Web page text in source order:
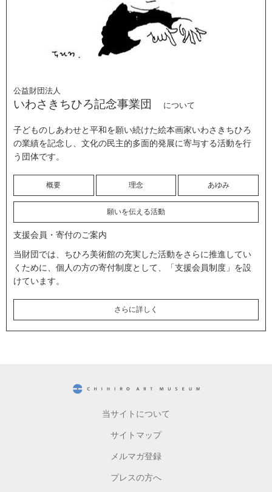
公益財団法人
いわさきちひろ記念事業団 について
子どものしあわせと平和を願い続けた絵本画家いわさきちひろ
の業績を記念し、文化の民主的多面的発展に寄与する活動を行
う団体です。
概要 理念 あゆみ
願いを伝える活動
支援会員・寄付のご案内
当財団では、ちひろ美術館の充実した活動をさらに推進してい
くために、個人の方の寄付制度として、「支援会員制度」を設
けています。
さらに詳しく
当サイトについて
サイトマップ
メルマガ登録
プレスの方へ